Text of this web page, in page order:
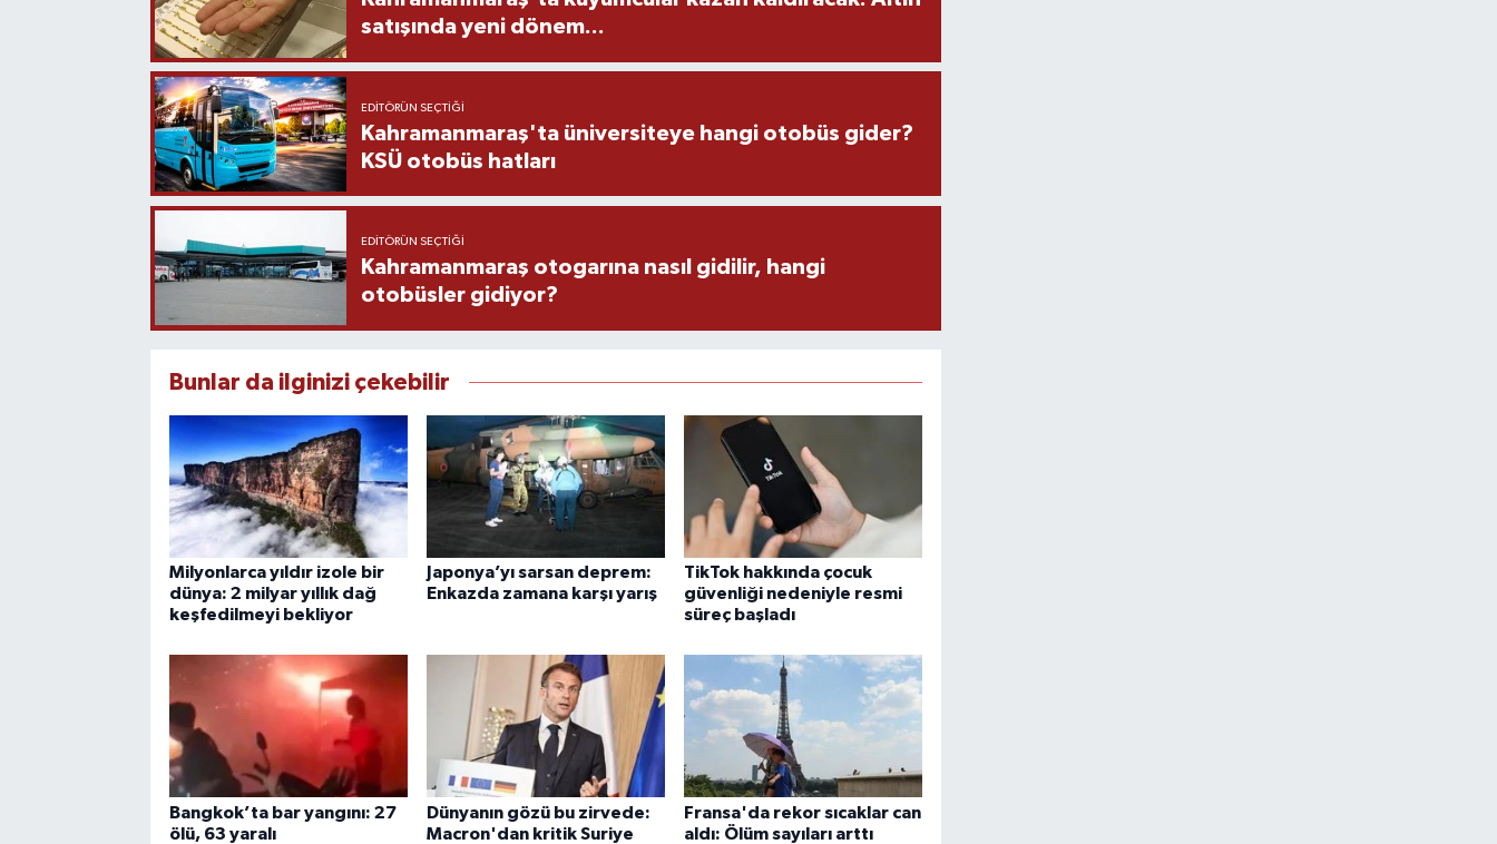
satışında yeni dönem...
EDITÖRÜN SEÇTIĞI
Kahramanmaraş'ta üniversiteye hangi otobüs gider?
KSÜ otobüs hatları
EDITÖRÜN SEÇTIĞI
Kahramanmaraş otogarına nasıl gidilir, hangi
otobüsler gidiyor?
Bunlar da ilginizi çekebilir
Milyonlarca yıldır izole bir
dünya: 2 milyar yıllık dağ
keşfedilmeyi bekliyor
Japonya’yı sarsan deprem:
Enkazda zamana karşı yarış
TikTok hakkında çocuk
güvenliği nedeniyle resmi
süreç başladı
Bangkok’ta bar yangını: 27
ölü, 63 yaralı
Dünyanın gözü bu zirvede:
Macron'dan kritik Suriye
Fransa'da rekor sıcaklar can
aldı: Ölüm sayıları arttı